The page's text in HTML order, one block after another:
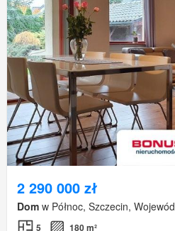
2 290 000 zł
Dom w Północ, Szczecin,
5 180 m²